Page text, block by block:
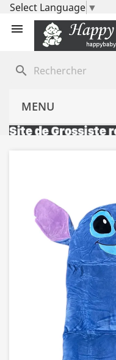
Select Language ▼

search
MENU